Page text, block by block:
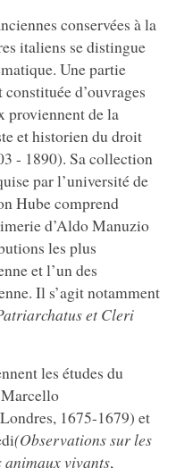
conservées à la
italiens se distingue
Une partie
d’ouvrages
proviennent de la
et historien du droit
- 1890). Sa collection
par l’université de
Hube comprend
d’Aldo Manuzio
les plus
et l’un des
Il s’agit notamment
et Cleri
les études du
1675-1679) et
(Observations sur les
animaux vivants,